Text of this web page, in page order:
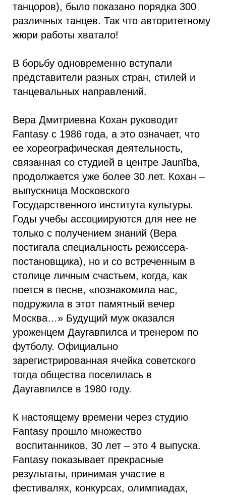
танцоров), было показано порядка 300
различных танцев. Так что авторитетному
жюри работы хватало!
В борьбу одновременно вступали
представители разных стран, стилей и
танцевальных направлений.
Вера Дмитриевна Кохан руководит
Fantasy с 1986 года, а это означает, что
ее хореографическая деятельность,
связанная со студией в центре Jaunība,
продолжается уже более 30 лет. Кохан –
выпускница Московского
Государственного института культуры.
Годы учебы ассоциируются для нее не
только с получением знаний (Вера
постигала специальность режиссера-
постановщика), но и со встреченным в
столице личным счастьем, когда, как
поется в песне, «познакомила нас,
подружила в этот памятный вечер
Москва…» Будущий муж оказался
уроженцем Даугавпилса и тренером по
футболу. Официально
зарегистрированная ячейка советского
тогда общества поселилась в
Даугавпилсе в 1980 году.
К настоящему времени через студию
Fantasy прошло множество
воспитанников. 30 лет – это 4 выпуска.
Fantasy показывает прекрасные
результаты, принимая участие в
фестивалях, конкурсах, олимпиадах,